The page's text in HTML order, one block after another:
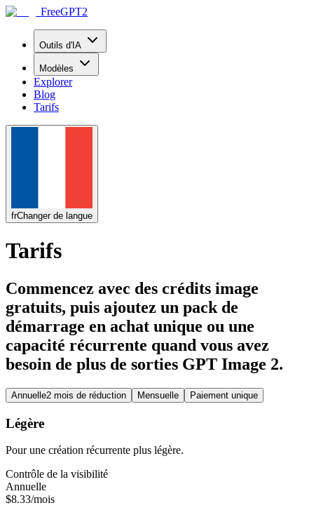
FreeGPT2
Outils d'IA
Modèles
Explorer
Blog
Tarifs
frChanger de langue
Tarifs
Commencez avec des crédits image
gratuits, puis ajoutez un pack de
démarrage en achat unique ou une
capacité récurrente quand vous avez
besoin de plus de sorties GPT Image 2.
Annuelle2 mois de réduction Mensuelle Paiement unique
Légère
Pour une création récurrente plus légère.
Contrôle de la visibilité
Annuelle
$8.33/mois